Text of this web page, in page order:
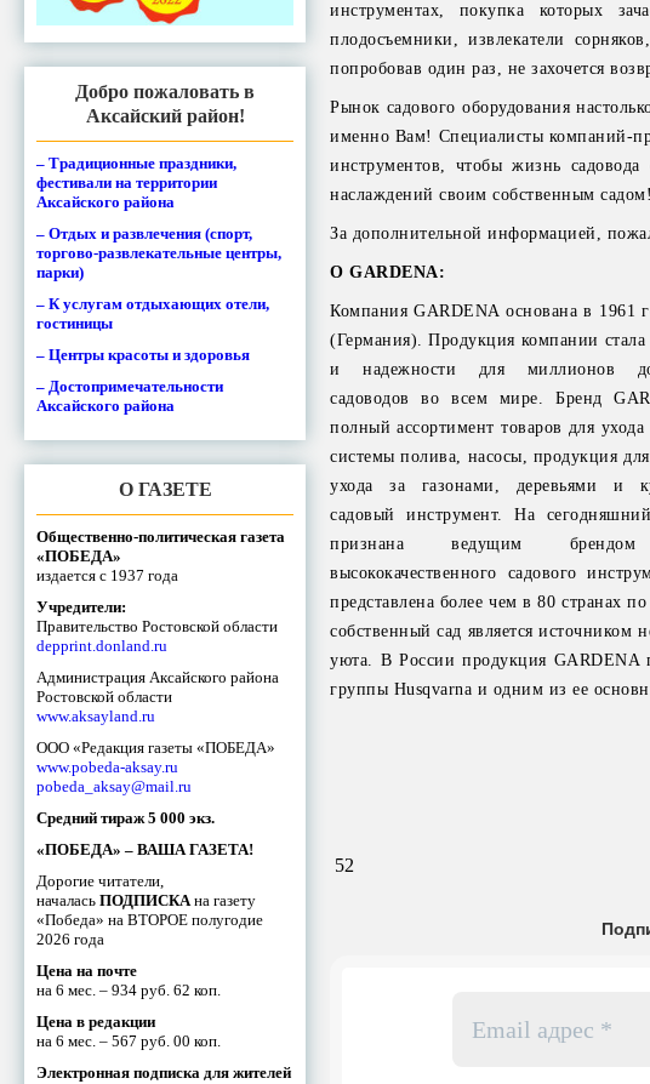
Добро пожаловать в
Аксайский район!
– Традиционные праздники,
фестивали на территории
Аксайского района
– Отдых и развлечения (спорт,
торгово-развлекательные центры,
парки)
– К услугам отдыхающих отели,
гостиницы
– Центры красоты и здоровья
– Достопримечательности
Аксайского района
О ГАЗЕТЕ
Общественно-политическая газета
«ПОБЕДА»
издается с 1937 года
Учредители:
Правительство Ростовской области
depprint.donland.ru
Администрация Аксайского района
Ростовской области
www.aksayland.ru
ООО «Редакция газеты «ПОБЕДА»
www.pobeda-aksay.ru
pobeda_aksay@mail.ru
Средний тираж 5 000 экз.
«ПОБЕДА» – ВАША ГАЗЕТА!
Дорогие читатели,
началась ПОДПИСКАна газету
«Победа» на ВТОРОЕ полугодие
2026 года
Цена на почте
на 6 мес. – 934 руб. 62 коп.
Цена в редакции
на 6 мес. – 567 руб. 00 коп.
Электронная подписка для жителей
инструментах, покупка которых
плодосъемники, извлекатели
попробовав один раз, не захочется
Рынок садового оборудования
именно Вам! Специалисты компаний-
инструментов, чтобы жизнь садовода
наслаждений своим собственным садом!
За дополнительной информацией,
О GARDENA:
Компания GARDENA основана в 1961
(Германия). Продукция компании стала
и надежности для миллионов
садоводов во всем мире. Бренд
полный ассортимент товаров для ухода
системы полива, насосы, продукция
ухода за газонами, деревьями и
садовый инструмент. На
признана ведущим
высококачественного садового
представлена более чем в 80 странах
собственный сад является источником
уюта. В России продукция GARDENA
группы Husqvarna и одним из ее
52
адрес